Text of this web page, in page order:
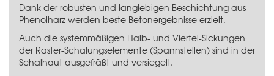
Dank der robusten und langlebigen Beschichtung aus
Phenolharz werden beste Betonergebnisse erzielt.
Auch die systemmäßigen Halb- und Viertel-Sickungen
der Raster-Schalungselemente (Spannstellen) sind in der
Schalhaut ausgefräßt und versiegelt.